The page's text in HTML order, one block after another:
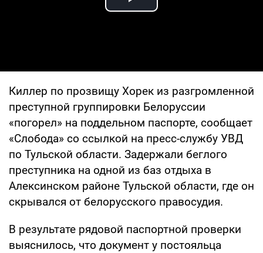
Play Video
Киллер по прозвищу Хорек из разгромленной
преступной группировки Белоруссии
«погорел» на поддельном паспорте, сообщает
«Слобода» со ссылкой на пресс-службу УВД
по Тульской области. Задержали беглого
преступника на одной из баз отдыха в
Алексинском районе Тульской области, где он
скрывался от белорусского правосудия.
В результате рядовой паспортной проверки
выяснилось, что документ у постояльца